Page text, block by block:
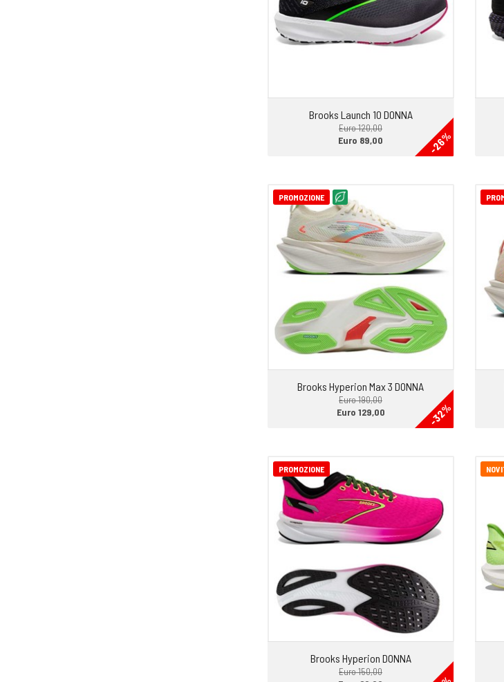
Brooks Launch 10 DONNA
Euro 120,00
-26%
Euro 89,00
PROMOZIONE
Brooks Hyperion Max 3 DONNA
Euro 190,00
-32%
Euro 129,00
PROMOZIONE
Brooks Hyperion DONNA
Euro 150,00